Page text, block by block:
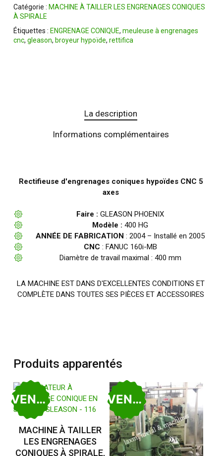
Catégorie : MACHINE À TAILLER LES ENGRENAGES CONIQUES
À SPIRALE
Étiquettes : ENGRENAGE CONIQUE, meuleuse à engrenages
cnc, gleason, broyeur hypoïde, rettifica
La description
Informations complémentaires
Rectifieuse d'engrenages coniques hypoïdes CNC 5
axes
Faire : GLEASON PHOENIX
Modèle : 400 HG
ANNÉE DE FABRICATION : 2004 – Installé en 2005
CNC : FANUC 160i-MB
Diamètre de travail maximal : 400 mm
LA MACHINE EST DANS D'EXCELLENTES CONDITIONS ET
COMPLÈTE DANS TOUTES SES PIÈCES ET ACCESSOIRES
Produits apparentés
VENDU
Lire La Suite
MACHINE À TAILLER
LES ENGRENAGES
CONIQUES À SPIRALE,
VENDU